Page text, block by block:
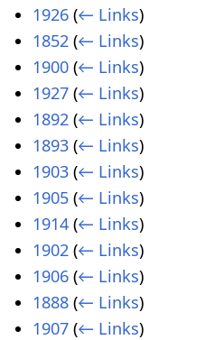
1926 (← Links)
1852 (← Links)
1900 (← Links)
1927 (← Links)
1892 (← Links)
1893 (← Links)
1903 (← Links)
1905 (← Links)
1914 (← Links)
1902 (← Links)
1906 (← Links)
1888 (← Links)
1907 (← Links)